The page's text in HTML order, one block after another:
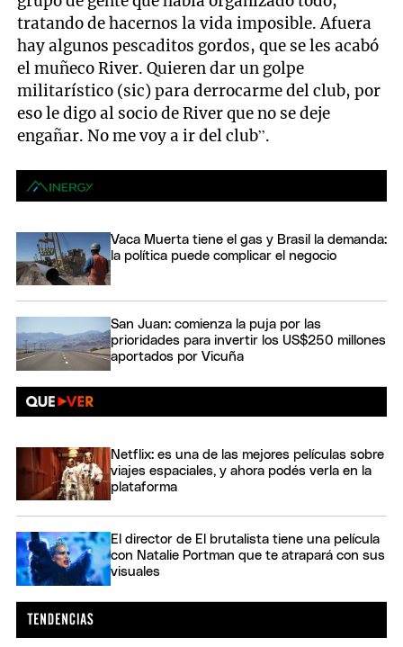
tratando de hacernos la vida imposible. Afuera
hay algunos pescaditos gordos, que se les acabó
el muñeco River. Quieren dar un golpe
militarístico (sic) para derrocarme del club, por
eso le digo al socio de River que no se deje
engañar. No me voy a ir del club”.
Vaca Muerta tiene el gas y Brasil la demanda:
la política puede complicar el negocio
San Juan: comienza la puja por las
prioridades para invertir los US$250 millones
aportados por Vicuña
Netflix: es una de las mejores películas sobre
viajes espaciales, y ahora podés verla en la
plataforma
El director de El brutalista tiene una película
con Natalie Portman que te atrapará con sus
visuales